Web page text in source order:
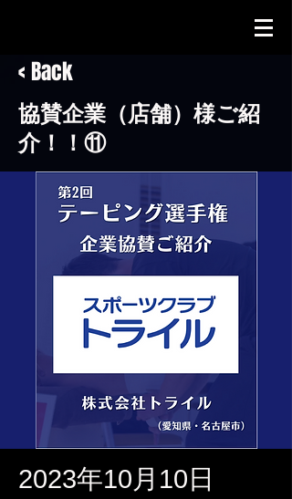
< Back
協賛企業（店舗）様ご紹
介！！⑪
2023年10月10日